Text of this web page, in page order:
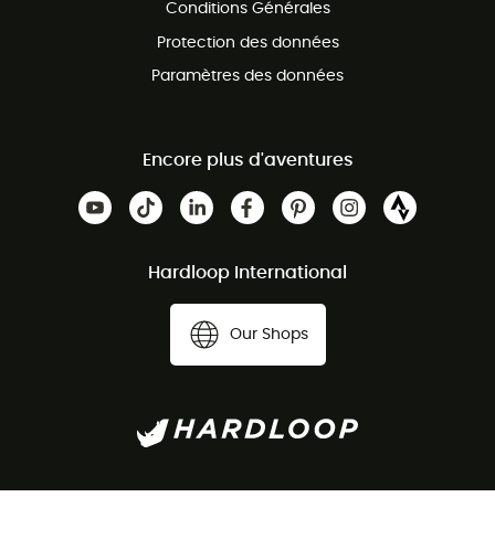
Conditions Générales
Protection des données
Paramètres des données
Encore plus d'aventures
Hardloop International
Our Shops